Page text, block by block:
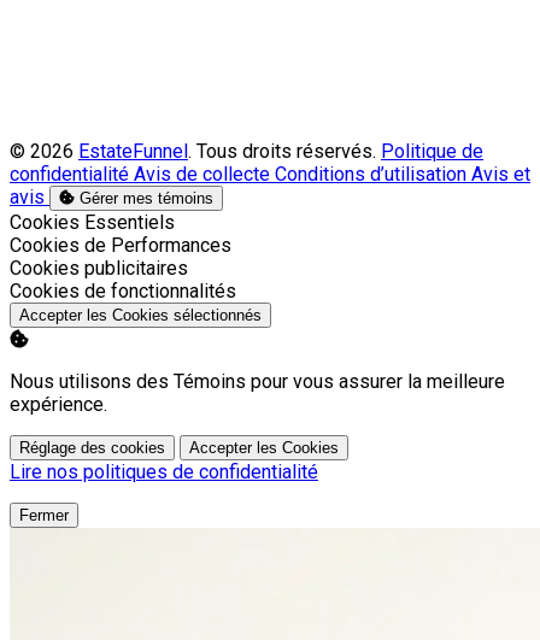
© 2026 EstateFunnel. Tous droits réservés. Politique de
confidentialité Avis de collecte Conditions d’utilisation Avis et
avis
Gérer mes témoins
Activer
Cookies Essentiels
Activer
Cookies de Performances
Activer
Cookies publicitaires
Activer
Cookies de fonctionnalités
Accepter les Cookies sélectionnés
Nous utilisons des Témoins pour vous assurer la meilleure
expérience.
Réglage des cookies Accepter les Cookies
Lire nos politiques de confidentialité
Fermer